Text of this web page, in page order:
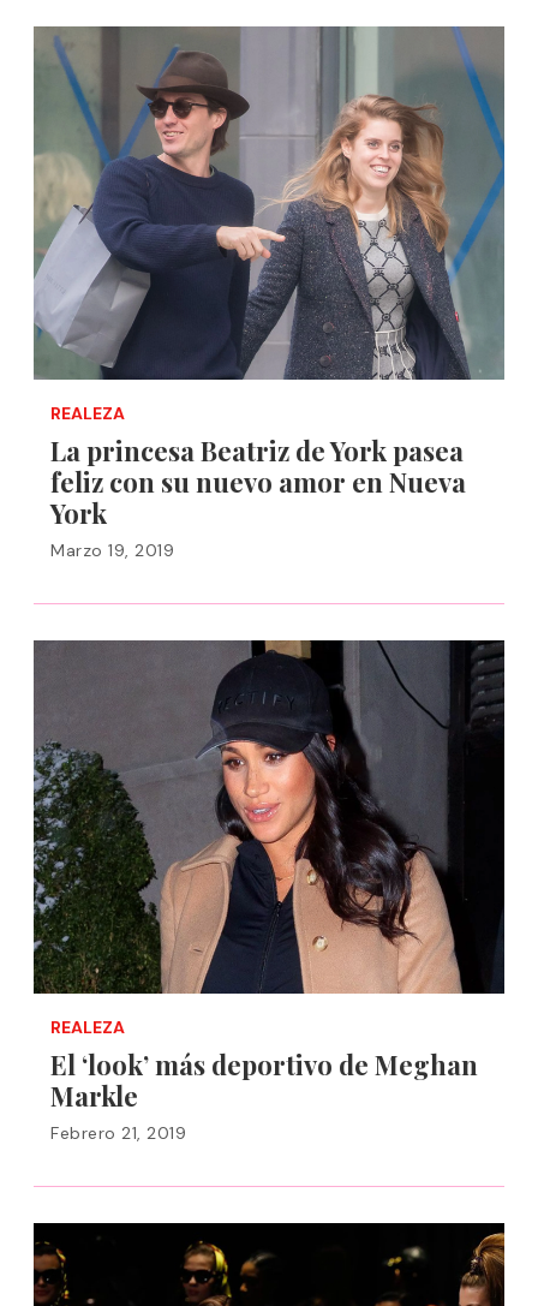
REALEZA
La princesa Beatriz de York pasea
feliz con su nuevo amor en Nueva
York
Marzo 19, 2019
REALEZA
El ‘look’ más deportivo de Meghan
Markle
Febrero 21, 2019